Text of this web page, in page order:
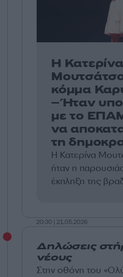
Η Κατερίνα
κόμμα
– Ήταν
με το
να
τη
Η Κατερίνα
ήταν η
έκπληξη της
20:30 | 21.05.2026
Δηλώσεις
νέους
Στην οθόνη του